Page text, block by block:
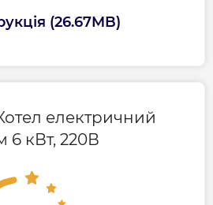
(26.67MB)
електричний
6 кВт, 220В